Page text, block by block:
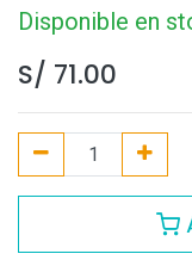
Disponible en
S/ 71.00